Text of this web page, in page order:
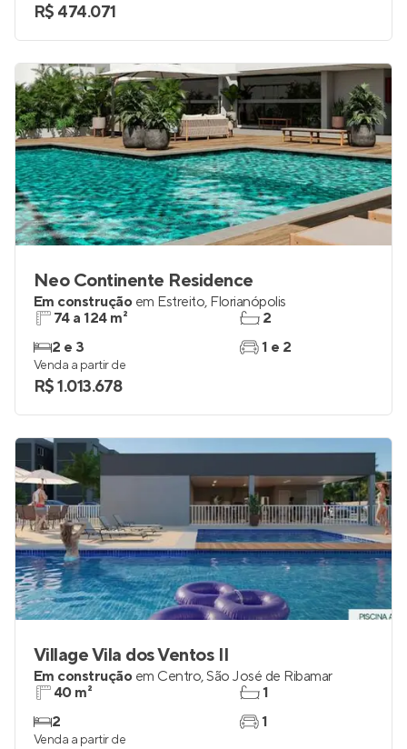
R$ 474.071
Neo Continente Residence
Em construção em Estreito, Florianópolis
74 a 124 m²
2 e 3
2
1 e 2
Venda a partir de
R$ 1.013.678
Village Vila dos Ventos II
Em construção em Centro,São José de Ribamar
40 m²
2
1
1
Venda a partir de